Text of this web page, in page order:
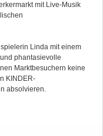
mit Live-Musik
Linda mit einem
phantasievolle
Marktbesuchern keine
KINDER-
absolvieren.